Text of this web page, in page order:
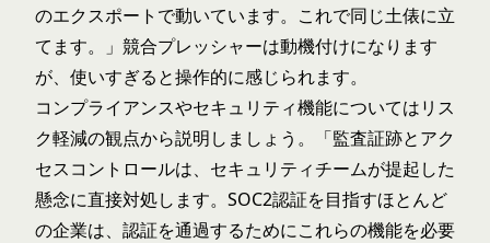
のエクスポートで動いています。これで同じ土俵に立
てます。」競合プレッシャーは動機付けになります
が、使いすぎると操作的に感じられます。
コンプライアンスやセキュリティ機能についてはリス
ク軽減の観点から説明しましょう。「監査証跡とアク
セスコントロールは、セキュリティチームが提起した
懸念に直接対処します。SOC2認証を目指すほとんど
の企業は、認証を通過するためにこれらの機能を必要